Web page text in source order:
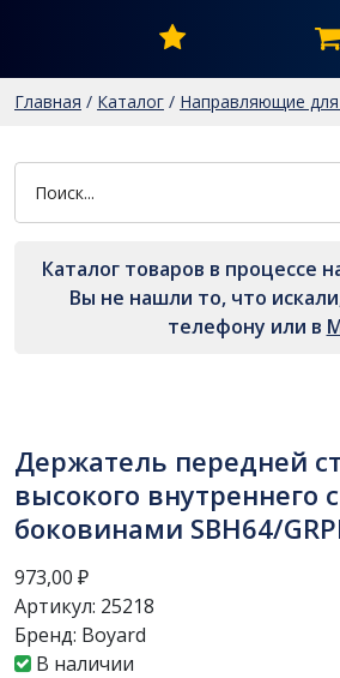
Главная / Каталог / Направляющие
СТАРТ высокого внутреннего с
Каталог товаров в процессе
Вы не нашли то, что
телефону или в
Держатель передней
высокого
боковинами SBH64/
973,00 ₽
Артикул: 25218
Бренд: Boyard
В наличии